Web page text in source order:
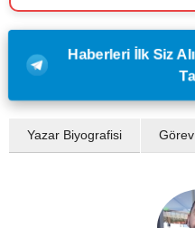
Haberleri İlk Siz
Yazar Biyografisi